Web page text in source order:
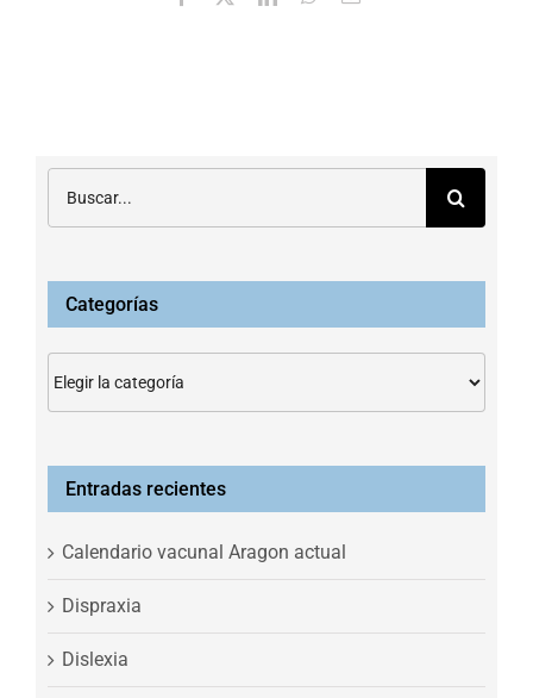
Categorías
Entradas recientes
Calendario vacunal Aragon actual
Dispraxia
Dislexia